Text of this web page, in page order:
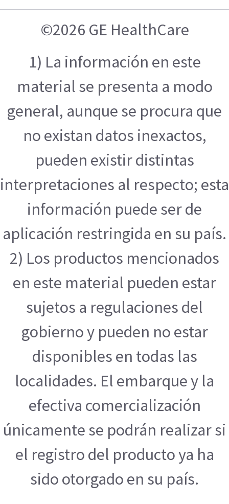
©2026 GE HealthCare
1) La información en este
material se presenta a modo
general, aunque se procura que
no existan datos inexactos,
pueden existir distintas
interpretaciones al respecto; esta
información puede ser de
aplicación restringida en su país.
2) Los productos mencionados
en este material pueden estar
sujetos a regulaciones del
gobierno y pueden no estar
disponibles en todas las
localidades. El embarque y la
efectiva comercialización
únicamente se podrán realizar si
el registro del producto ya ha
sido otorgado en su país.